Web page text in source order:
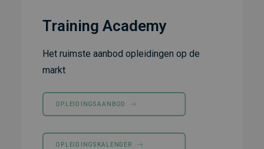
Training Academy
Het ruimste aanbod opleidingen op de
markt
OPLEIDINGSAANBOD
OPLEIDINGSKALENDER